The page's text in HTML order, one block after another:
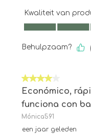
Kwaliteit van
Kwaliteit van
Behulpzaam?
4 van 5 sterren.
Económico,
funciona con
Mónica591
een jaar geleden